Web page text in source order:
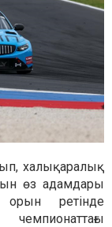
халықаралық
өз адамдары
орын ретінде